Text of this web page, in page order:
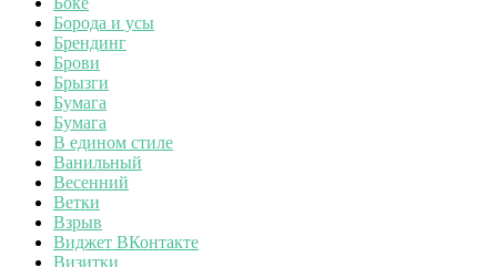
Борода и усы
Брендинг
Брови
Брызги
Бумага
Бумага
В едином стиле
Ванильный
Весенний
Ветки
Взрыв
Виджет ВКонтакте
Визитки